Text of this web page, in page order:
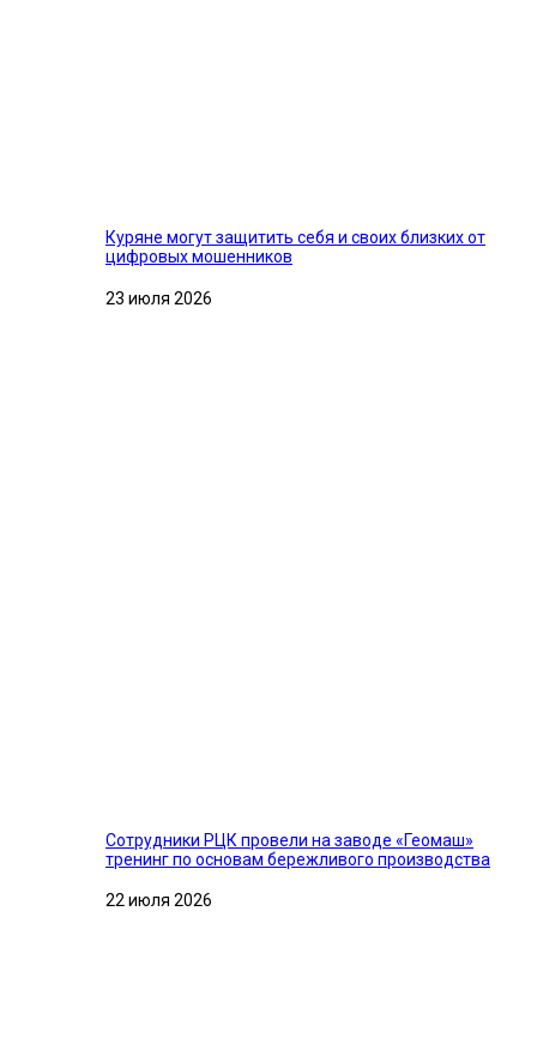
Куряне могут защитить себя и своих близких от
цифровых мошенников
23 июля 2026
Сотрудники РЦК провели на заводе «Геомаш»
тренинг по основам бережливого производства
22 июля 2026